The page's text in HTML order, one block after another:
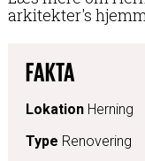
arkitekter's
FAKTA
Lokation Herning
Type Renovering